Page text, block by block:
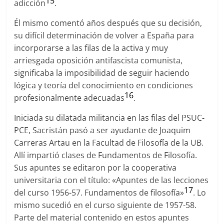
adicción
.
Él mismo comentó años después que su decisión,
su difícil determinación de volver a España para
incorporarse a las filas de la activa y muy
arriesgada oposición antifascista comunista,
significaba la imposibilidad de seguir haciendo
lógica y teoría del conocimiento en condiciones
profesionalmente adecuadas16.
Iniciada su dilatada militancia en las filas del PSUC-
PCE, Sacristán pasó a ser ayudante de Joaquim
Carreras Artau en la Facultad de Filosofía de la UB.
Allí impartió clases de Fundamentos de Filosofía.
Sus apuntes se editaron por la cooperativa
universitaria con el título: «Apuntes de las lecciones
del curso 1956-57. Fundamentos de filosofía»17. Lo
mismo sucedió en el curso siguiente de 1957-58.
Parte del material contenido en estos apuntes